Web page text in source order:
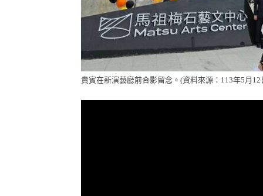
貴賓在新演藝廳前合影留念。(資料來源：113年5月